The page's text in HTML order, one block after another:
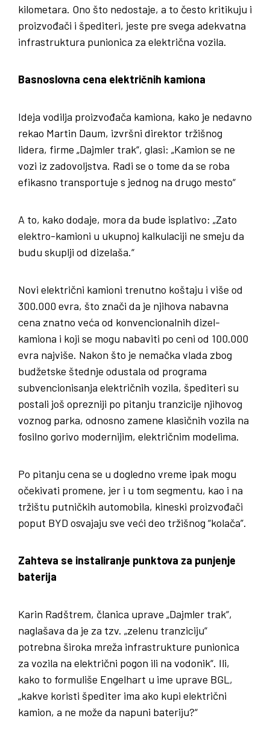
kilometara. Ono što nedostaje, a to često kritikuju i
proizvođači i špediteri, jeste pre svega adekvatna
infrastruktura punionica za električna vozila.
Basnoslovna cena električnih kamiona
Ideja vodilja proizvođača kamiona, kako je nedavno
rekao Martin Daum, izvršni direktor tržišnog
lidera, firme „Dajmler trak“, glasi: „Kamion se ne
vozi iz zadovoljstva. Radi se o tome da se roba
efikasno transportuje s jednog na drugo mesto“
A to, kako dodaje, mora da bude isplativo: „Zato
elektro-kamioni u ukupnoj kalkulaciji ne smeju da
budu skuplji od dizelaša.“
Novi električni kamioni trenutno koštaju i više od
300.000 evra, što znači da je njihova nabavna
cena znatno veća od konvencionalnih dizel-
kamiona i koji se mogu nabaviti po ceni od 100.000
evra najviše. Nakon što je nemačka vlada zbog
budžetske štednje odustala od programa
subvencionisanja električnih vozila, špediteri su
postali još oprezniji po pitanju tranzicije njihovog
voznog parka, odnosno zamene klasičnih vozila na
fosilno gorivo modernijim, električnim modelima.
Po pitanju cena se u dogledno vreme ipak mogu
očekivati promene, jer i u tom segmentu, kao i na
tržištu putničkih automobila, kineski proizvođači
poput BYD osvajaju sve veći deo tržišnog “kolača”.
Zahteva se instaliranje punktova za punjenje
baterija
Karin Radštrem, članica uprave „Dajmler trak“,
naglašava da je za tzv. „zelenu tranziciju“
potrebna široka mreža infrastrukture punionica
za vozila na električni pogon ili na vodonik“. Ili,
kako to formuliše Engelhart u ime uprave BGL,
„kakve koristi špediter ima ako kupi električni
kamion, a ne može da napuni bateriju?“